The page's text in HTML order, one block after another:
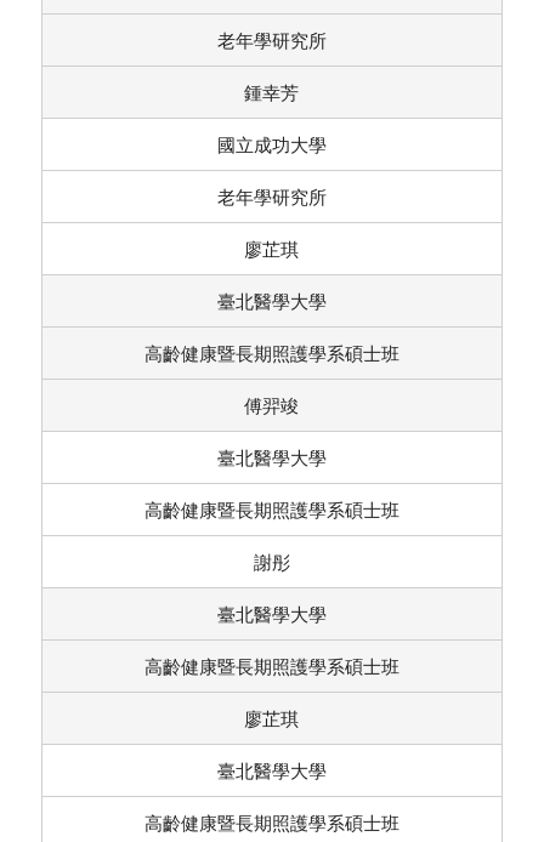
老年學研究所
鍾幸芳
國立成功大學
老年學研究所
廖芷琪
臺北醫學大學
高齡健康暨長期照護學系碩士班
傅羿竣
臺北醫學大學
高齡健康暨長期照護學系碩士班
謝彤
臺北醫學大學
高齡健康暨長期照護學系碩士班
廖芷琪
臺北醫學大學
高齡健康暨長期照護學系碩士班